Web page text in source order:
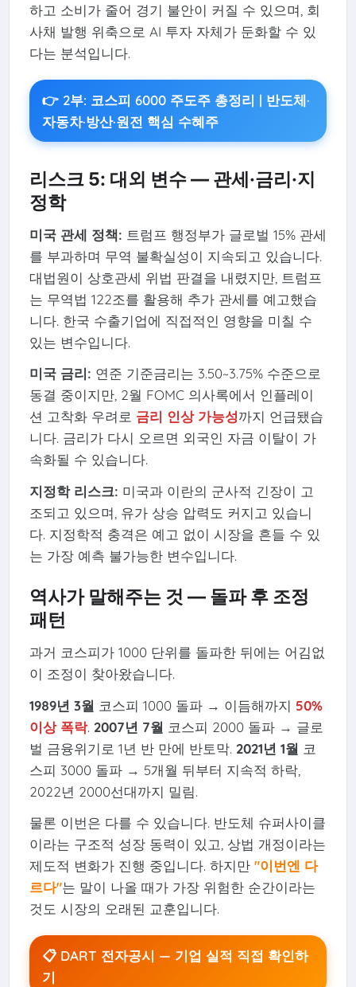
하고 소비가 줄어 경기 불안이 커질 수 있으며, 회
사채 발행 위축으로 AI 투자 자체가 둔화할 수 있
다는 분석입니다.
👉 2부: 코스피 6000 주도주 총정리 | 반도체·
자동차·방산·원전 핵심 수혜주
리스크 5: 대외 변수 — 관세·금리·지
정학
미국 관세 정책: 트럼프 행정부가 글로벌 15% 관세
를 부과하며 무역 불확실성이 지속되고 있습니다.
대법원이 상호관세 위법 판결을 내렸지만, 트럼프
는 무역법 122조를 활용해 추가 관세를 예고했습
니다. 한국 수출기업에 직접적인 영향을 미칠 수
있는 변수입니다.
미국 금리: 연준 기준금리는 3.50~3.75% 수준으로
동결 중이지만, 2월 FOMC 의사록에서 인플레이
션 고착화 우려로 금리 인상 가능성까지 언급됐습
니다. 금리가 다시 오르면 외국인 자금 이탈이 가
속화될 수 있습니다.
지정학 리스크: 미국과 이란의 군사적 긴장이 고
조되고 있으며, 유가 상승 압력도 커지고 있습니
다. 지정학적 충격은 예고 없이 시장을 흔들 수 있
는 가장 예측 불가능한 변수입니다.
역사가 말해주는 것 — 돌파 후 조정
패턴
과거 코스피가 1000 단위를 돌파한 뒤에는 어김없
이 조정이 찾아왔습니다.
1989년 3월 코스피 1000 돌파 → 이듬해까지 50%
이상 폭락. 2007년 7월 코스피 2000 돌파 → 글로
벌 금융위기로 1년 반 만에 반토막. 2021년 1월 코
스피 3000 돌파 → 5개월 뒤부터 지속적 하락,
2022년 2000선대까지 밀림.
물론 이번은 다를 수 있습니다. 반도체 슈퍼사이클
이라는 구조적 성장 동력이 있고, 상법 개정이라는
제도적 변화가 진행 중입니다. 하지만 "이번엔 다
르다"는 말이 나올 때가 가장 위험한 순간이라는
것도 시장의 오래된 교훈입니다.
📋 DART 전자공시 — 기업 실적 직접 확인하
기